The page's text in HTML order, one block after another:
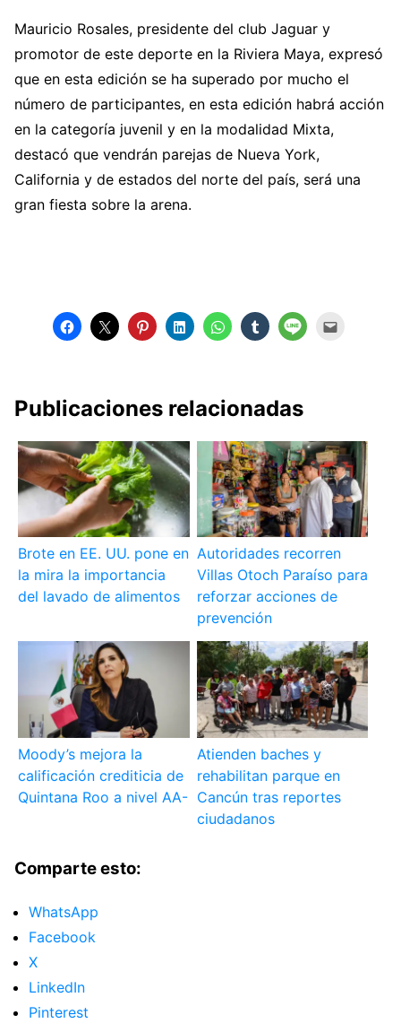
Mauricio Rosales, presidente del club Jaguar y
promotor de este deporte en la Riviera Maya, expresó
que en esta edición se ha superado por mucho el
número de participantes, en esta edición habrá acción
en la categoría juvenil y en la modalidad Mixta,
destacó que vendrán parejas de Nueva York,
California y de estados del norte del país, será una
gran fiesta sobre la arena.
Publicaciones relacionadas
Brote en EE. UU. pone en
la mira la importancia
del lavado de alimentos
Autoridades recorren
Villas Otoch Paraíso para
reforzar acciones de
prevención
Moody’s mejora la
calificación crediticia de
Quintana Roo a nivel AA-
Atienden baches y
rehabilitan parque en
Cancún tras reportes
ciudadanos
Comparte esto:
WhatsApp
Facebook
X
LinkedIn
Pinterest